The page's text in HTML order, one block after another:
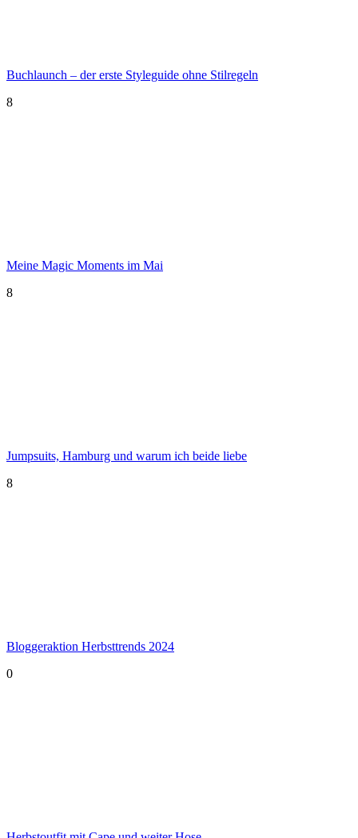
Buchlaunch – der erste Styleguide ohne Stilregeln
8
Meine Magic Moments im Mai
8
Jumpsuits, Hamburg und warum ich beide liebe
8
Bloggeraktion Herbsttrends 2024
0